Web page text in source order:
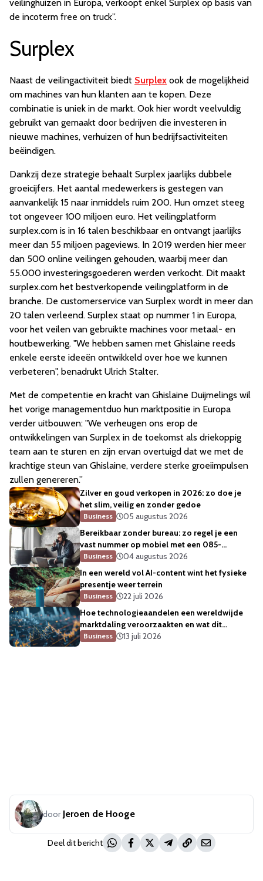
veilinghuizen in Europa, verkoopt enkel Surplex op basis van
de incoterm free on truck”.
Surplex
Naast de veilingactiviteit biedt Surplex ook de mogelijkheid
om machines van hun klanten aan te kopen. Deze
combinatie is uniek in de markt. Ook hier wordt veelvuldig
gebruikt van gemaakt door bedrijven die investeren in
nieuwe machines, verhuizen of hun bedrijfsactiviteiten
beëindigen.
Dankzij deze strategie behaalt Surplex jaarlijks dubbele
groeicijfers. Het aantal medewerkers is gestegen van
aanvankelijk 15 naar inmiddels ruim 200. Hun omzet steeg
tot ongeveer 100 miljoen euro. Het veilingplatform
surplex.com is in 16 talen beschikbaar en ontvangt jaarlijks
meer dan 55 miljoen pageviews. In 2019 werden hier meer
dan 500 online veilingen gehouden, waarbij meer dan
55.000 investeringsgoederen werden verkocht. Dit maakt
surplex.com het bestverkopende veilingplatform in de
branche. De customerservice van Surplex wordt in meer dan
20 talen verleend. Surplex staat op nummer 1 in Europa,
voor het veilen van gebruikte machines voor metaal- en
houtbewerking. "We hebben samen met Ghislaine reeds
enkele eerste ideeën ontwikkeld over hoe we kunnen
verbeteren", benadrukt Ulrich Stalter.
Met de competentie en kracht van Ghislaine Duijmelings wil
het vorige managementduo hun marktpositie in Europa
verder uitbouwen: "We verheugen ons erop de
ontwikkelingen van Surplex in de toekomst als driekoppig
team aan te sturen en zijn ervan overtuigd dat we met de
krachtige steun van Ghislaine, verdere sterke groeiimpulsen
zullen genereren.”
Zilver en goud verkopen in 2026: zo doe je
het slim, veilig en zonder gedoe
Business
05 augustus 2026
Bereikbaar zonder bureau: zo regel je een
vast nummer op mobiel met een 085-
telefoonnummer
Business
04 augustus 2026
In een wereld vol AI-content wint het fysieke
presentje weer terrein
Business
22 juli 2026
Hoe technologieaandelen een wereldwijde
marktdaling veroorzaakten en wat dit
betekent voor de sector
Business 13 juli 2026
door Jeroen de Hooge
Deel dit bericht